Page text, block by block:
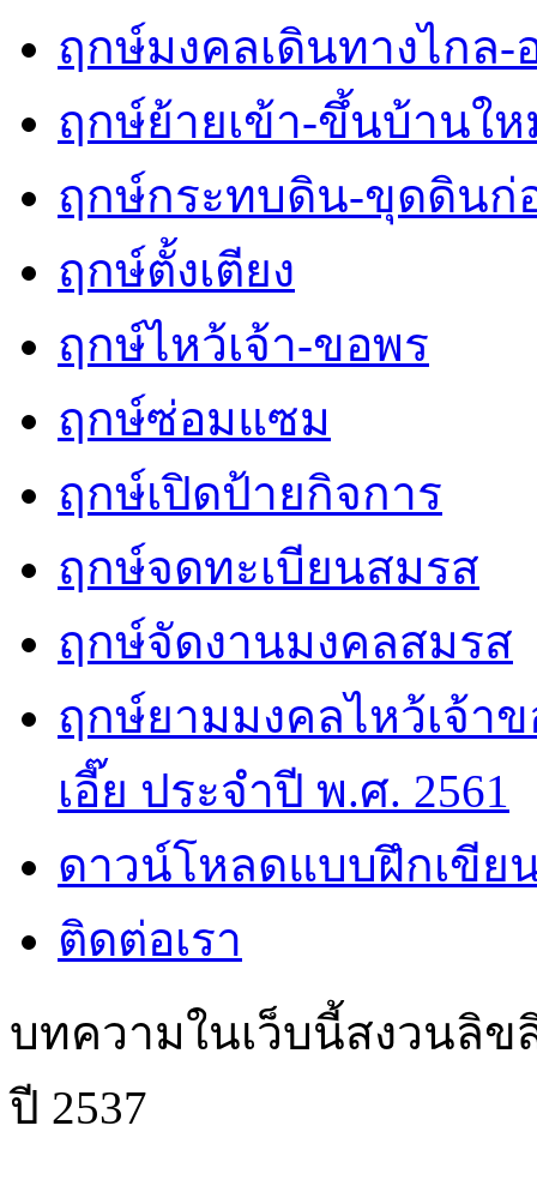
ฤกษ์มงคลเดินทางไกล-
ฤกษ์ย้ายเข้า-ขึ้นบ้านใ
ฤกษ์กระทบดิน-ขุดดินก่
ฤกษ์ตั้งเตียง
ฤกษ์ไหว้เจ้า-ขอพร
ฤกษ์ซ่อมแซม
ฤกษ์เปิดป้ายกิจการ
ฤกษ์จดทะเบียนสมรส
ฤกษ์จัดงานมงคลสมรส
ฤกษ์ยามมงคลไหว้เจ้า
เอี๊ย ประจำปี พ.ศ. 2561
ดาวน์โหลดแบบฝึกเขีย
ติดต่อเรา
บทความในเว็บนี้สงวนลิ
ปี 2537